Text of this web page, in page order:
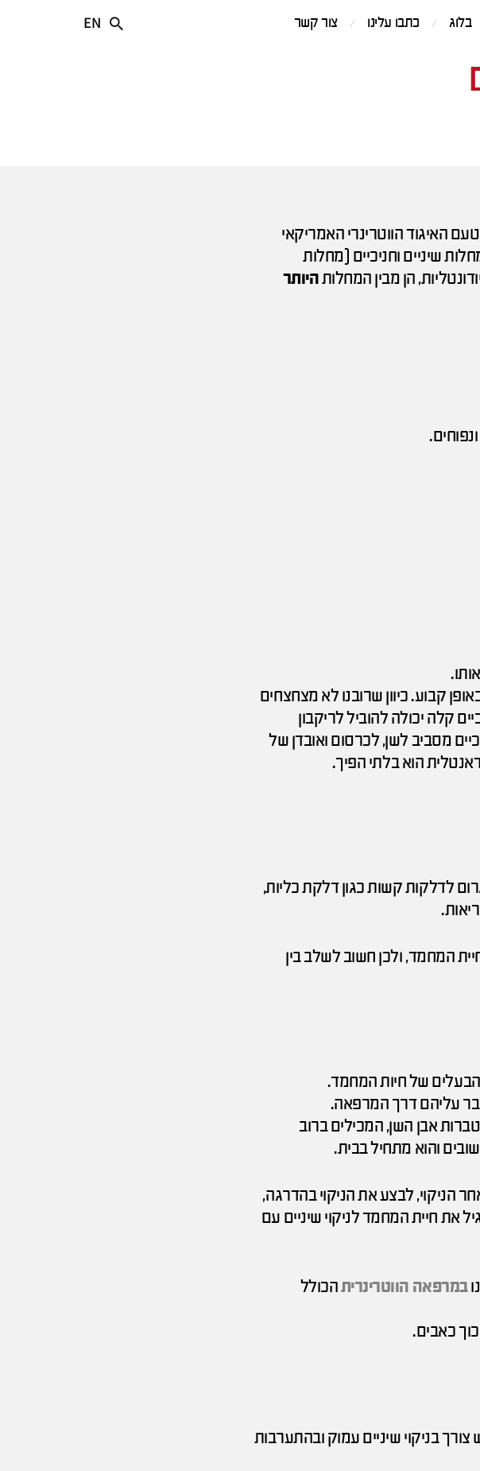
EN בלוג כתבו עלינו צור קשר
האיגוד הווטרינרי האמריקאי
מתחילים לפתח מחלות שיניים וחניכיים (מחלות
היותר
קבוע. כיוון שרובנו לא מצחצחים
קלה יכולה להוביל לריקבון
מסביב לשן, לכרסום ואובדן של
הוא בלתי הפיך.
לדלקות קשות כגון דלקת כליות,
המחמד, ולכן חשוב לשלב בין
הבעלים של חיות המחמד.
עליהם דרך המרפאה.
אבן השן, המכילים ברוב
והוא מתחיל בבית.
הניקוי, לבצע את הניקוי בהדרגה,
את חיית המחמד לניקוי שיניים עם
במרפאה הווטרינריתהכולל
כאבים.
בניקוי שיניים עמוק ובהתערבות